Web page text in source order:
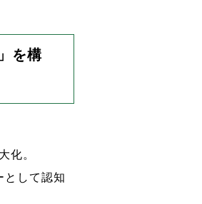
を構
化。
として認知